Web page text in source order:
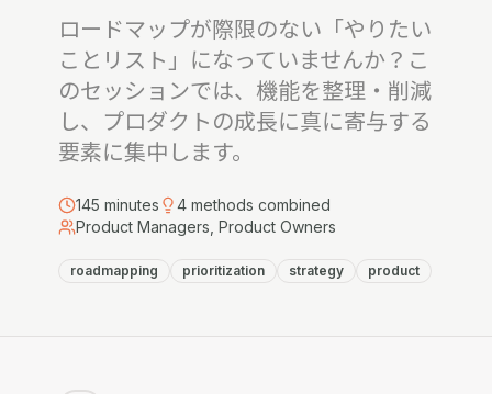
EN
ロードマップが際限のない「やりたい
ことリスト」になっていませんか？こ
のセッションでは、機能を整理・削減
し、プロダクトの成長に真に寄与する
要素に集中します。
145 minutes 4 methods combined
Product Managers, Product Owners
roadmapping prioritization strategy product